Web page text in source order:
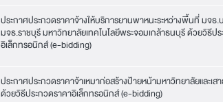
ประกาศประกวดราคาจ้างให้บริการยานพาหนะระหว่างพื้นที่ มจธ.
มจธ.ราชบุรี มหาวิทยาลัยเทคโนโลยีพระจอมเกล้าธนบุรี ด้วยวิธีป
อิเล็กทรอนิกส์ (e-bidding)
ประกาศประกวดราคาจ้าเหมาก่อสร้างป้ายหน้ามหาวิทยาลัยและเส
ด้วยวิธีประกวดราคาอิเล็กทรอนิกส์ (e-bidding)